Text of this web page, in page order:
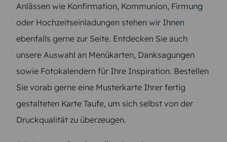
Anlässen wie Konfirmation, Kommunion, Firmung
oder Hochzeitseinladungen stehen wir Ihnen
ebenfalls gerne zur Seite. Entdecken Sie auch
unsere Auswahl an Menükarten, Danksagungen
sowie Fotokalendern für Ihre Inspiration. Bestellen
Sie vorab gerne eine Musterkarte Ihrer fertig
gestalteten Karte Taufe, um sich selbst von der
Druckqualität zu überzeugen.